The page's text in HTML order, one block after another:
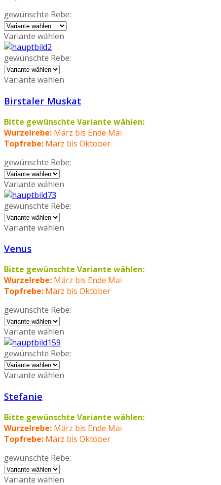
gewünschte Rebe:
Variante wählen
gewünschte Rebe:
Variante wählen
Birstaler Muskat
Bitte gewünschte Variante wählen:
Wurzelrebe: März bis Ende Mai
Topfrebe: März bis Oktober
gewünschte Rebe:
Variante wählen
gewünschte Rebe:
Variante wählen
Venus
Bitte gewünschte Variante wählen:
Wurzelrebe: März bis Ende Mai
Topfrebe: März bis Oktober
gewünschte Rebe:
Variante wählen
gewünschte Rebe:
Variante wählen
Stefanie
Bitte gewünschte Variante wählen:
Wurzelrebe: März bis Ende Mai
Topfrebe: März bis Oktober
gewünschte Rebe:
Variante wählen